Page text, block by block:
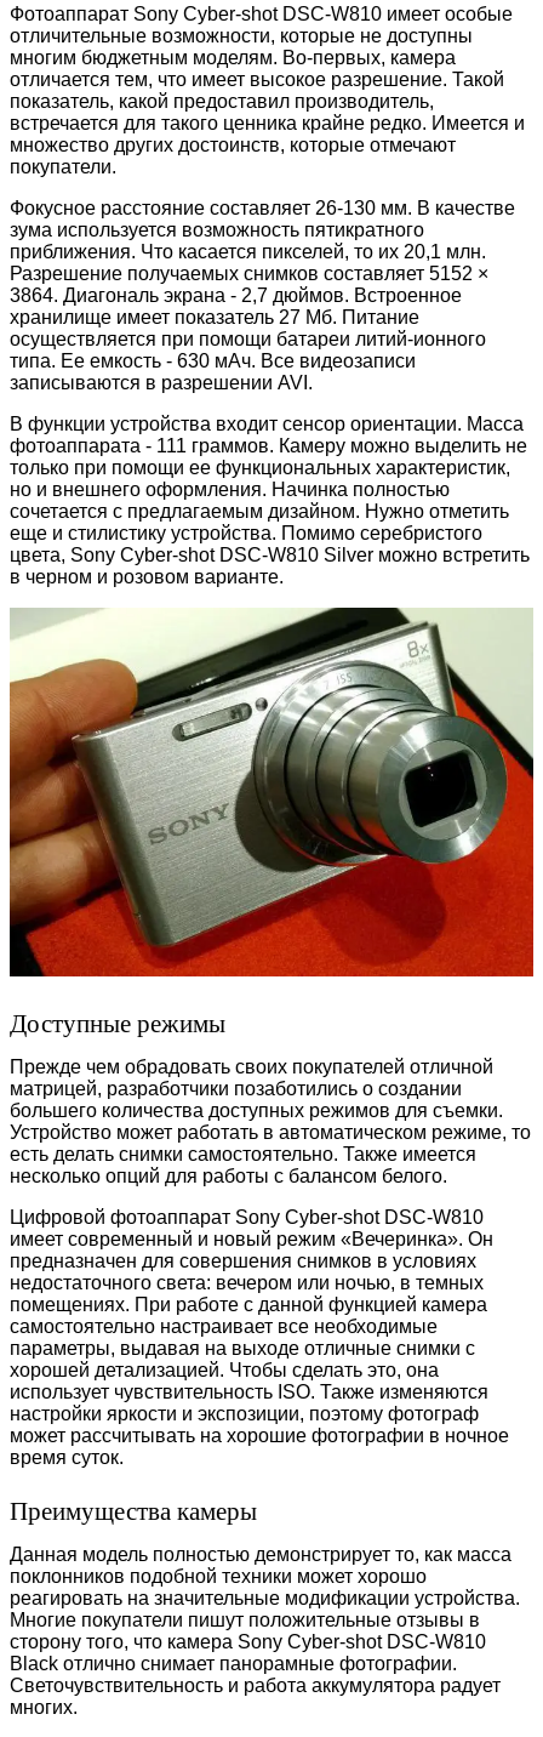
Фотоаппарат Sony Cyber-shot DSC-W810 имеет особые
отличительные возможности, которые не доступны
многим бюджетным моделям. Во-первых, камера
отличается тем, что имеет высокое разрешение. Такой
показатель, какой предоставил производитель,
встречается для такого ценника крайне редко. Имеется и
множество других достоинств, которые отмечают
покупатели.
Фокусное расстояние составляет 26-130 мм. В качестве
зума используется возможность пятикратного
приближения. Что касается пикселей, то их 20,1 млн.
Разрешение получаемых снимков составляет 5152 ×
3864. Диагональ экрана - 2,7 дюймов. Встроенное
хранилище имеет показатель 27 Мб. Питание
осуществляется при помощи батареи литий-ионного
типа. Ее емкость - 630 мАч. Все видеозаписи
записываются в разрешении AVI.
В функции устройства входит сенсор ориентации. Масса
фотоаппарата - 111 граммов. Камеру можно выделить не
только при помощи ее функциональных характеристик,
но и внешнего оформления. Начинка полностью
сочетается с предлагаемым дизайном. Нужно отметить
еще и стилистику устройства. Помимо серебристого
цвета, Sony Cyber-shot DSC-W810 Silver можно встретить
в черном и розовом варианте.
Доступные режимы
Прежде чем обрадовать своих покупателей отличной
матрицей, разработчики позаботились о создании
большего количества доступных режимов для съемки.
Устройство может работать в автоматическом режиме, то
есть делать снимки самостоятельно. Также имеется
несколько опций для работы с балансом белого.
Цифровой фотоаппарат Sony Cyber-shot DSC-W810
имеет современный и новый режим «Вечеринка». Он
предназначен для совершения снимков в условиях
недостаточного света: вечером или ночью, в темных
помещениях. При работе с данной функцией камера
самостоятельно настраивает все необходимые
параметры, выдавая на выходе отличные снимки с
хорошей детализацией. Чтобы сделать это, она
использует чувствительность ISO. Также изменяются
настройки яркости и экспозиции, поэтому фотограф
может рассчитывать на хорошие фотографии в ночное
время суток.
Преимущества камеры
Данная модель полностью демонстрирует то, как масса
поклонников подобной техники может хорошо
реагировать на значительные модификации устройства.
Многие покупатели пишут положительные отзывы в
сторону того, что камера Sony Cyber-shot DSC-W810
Black отлично снимает панорамные фотографии.
Светочувствительность и работа аккумулятора радует
многих.